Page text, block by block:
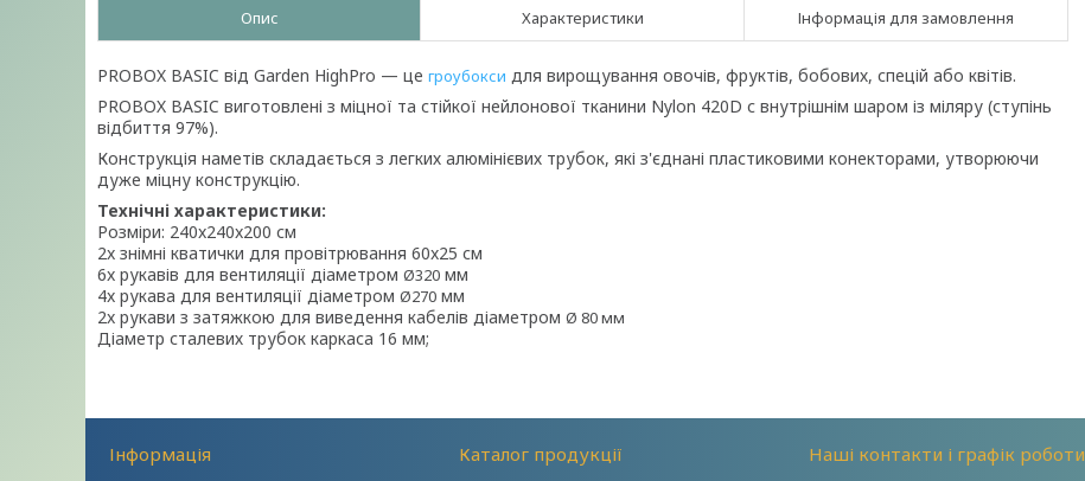
Опис Характеристики Інформація для замовлення
PROBOX BASIC від Garden HighPro — це гроубокси для вирощування овочів, фруктів, бобових, спецій або квітів.
PROBOX BASIC виготовлені з міцної та стійкої нейлонової тканини Nylon 420D с внутрішнім шаром із міляру (ступінь
відбиття 97%).
Конструкція наметів складається з легких алюмінієвих трубок, які з'єднані пластиковими конекторами, утворюючи
дуже міцну конструкцію.
Технічні характеристики:
Розміри: 240x240x200 см
2x знімні кватички для провітрювання 60x25 см
6x рукавів для вентиляції діаметром Ø320 мм
4x рукава для вентиляції діаметром Ø270 мм
2x рукави з затяжкою для виведення кабелів діаметром Ø 80 мм
Діаметр сталевих трубок каркаса 16 мм;
Інформація Каталог продукції Наші контакти і графік роботи